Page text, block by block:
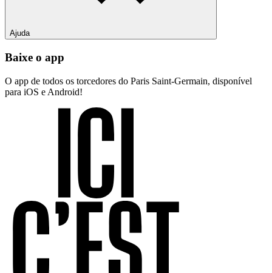
Ajuda
Baixe o app
O app de todos os torcedores do Paris Saint-Germain, disponível
para iOS e Android!